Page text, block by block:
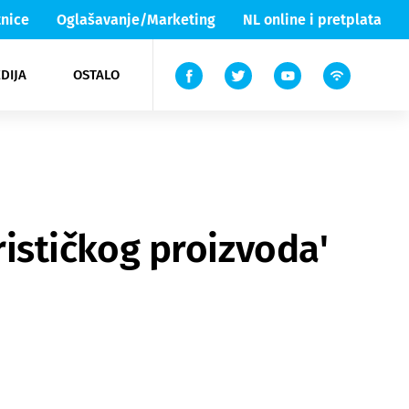
Oglašavanje/Marketing NL online i pretplata
OSTALO
Lika & Senj
TV
proizvoda'